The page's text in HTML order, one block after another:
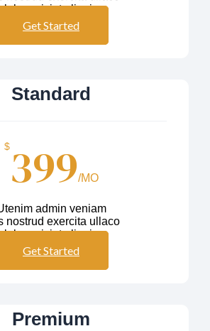
labos nisiut aliquip
Get Started
Standard
$399/MO
admin veniam
nostrud exercita ullaco
labos nisiut aliquip
Get Started
Premium